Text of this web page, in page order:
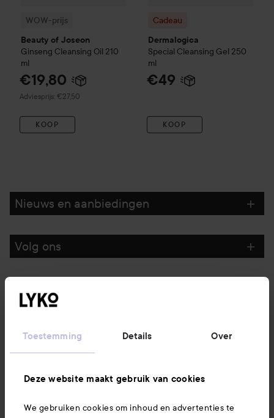
Toestemming Details Over
Deze website maakt gebruik van cookies
We gebruiken cookies om inhoud en advertenties te
WOW-prijs
Beauty of Joseon
Ginseng Cleansing Oil 210
ml
€19,80
Adviesprijs: €27,50
Aanbevolen prijs €27,50
KOOP
Cadeau
Dermalogica
Special Cleansing Gel 250
ml
€49
KOOP
Nieuws en aanbiedingen
Volg ons
Informatie
Ook interessant